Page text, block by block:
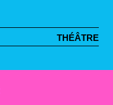
THÉÂTRE